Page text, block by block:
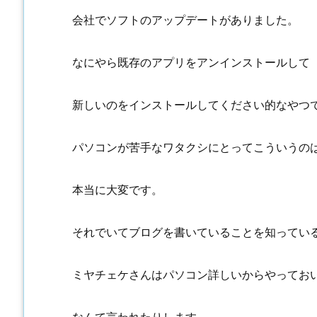
会社でソフトのアップデートがありました。
なにやら既存のアプリをアンインストールして
新しいのをインストールしてください的なやつ
パソコンが苦手なワタクシにとってこういうの
本当に大変です。
それでいてブログを書いていることを知ってい
ミヤチェケさんはパソコン詳しいからやってお